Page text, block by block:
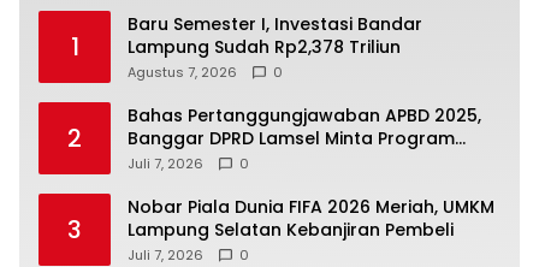
1
Baru Semester I, Investasi Bandar
Lampung Sudah Rp2,378 Triliun
Agustus 7, 2026 0
2
Bahas Pertanggungjawaban APBD 2025,
Banggar DPRD Lamsel Minta Program
UMKM Lebih Tepat Sasaran
Juli 7, 2026 0
3
Nobar Piala Dunia FIFA 2026 Meriah, UMKM
Lampung Selatan Kebanjiran Pembeli
Juli 7, 2026 0